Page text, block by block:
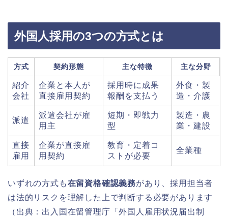
外国人採用の3つの方式とは
方式 契約形態 主な特徴 主な分野
紹介
会社
企業と本人が
直接雇用契約
採用時に成果
報酬を支払う
外食・製
造・介護
派遣
派遣会社が雇
用主
短期・即戦力
型
製造・農
業・建設
直接
雇用
企業が直接雇
用契約
教育・定着コ
ストが必要
全業種
いずれの方式も在留資格確認義務があり、採用担当者
は法的リスクを理解した上で判断する必要があります
（出典：出入国在留管理庁「外国人雇用状況届出制